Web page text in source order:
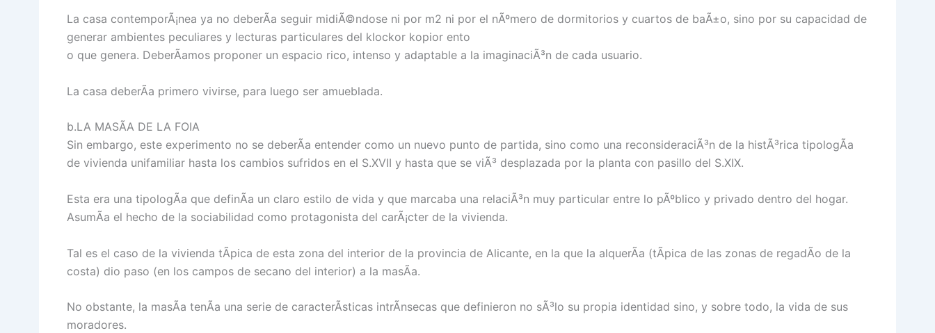
La casa contemporÃ¡nea ya no deberÃ­a seguir midiÃ©ndose ni por m2 ni por el nÃºmero de dormitorios y cuartos de baÃ±o, sino por su capacidad de
generar ambientes peculiares y lecturas particulares del klockor kopior ento
o que genera. DeberÃ­amos proponer un espacio rico, intenso y adaptable a la imaginaciÃ³n de cada usuario.
La casa deberÃ­a primero vivirse, para luego ser amueblada.
b.LA MASÃA DE LA FOIA
Sin embargo, este experimento no se deberÃ­a entender como un nuevo punto de partida, sino como una reconsideraciÃ³n de la histÃ³rica tipologÃ­a
de vivienda unifamiliar hasta los cambios sufridos en el S.XVII y hasta que se viÃ³ desplazada por la planta con pasillo del S.XIX.
Esta era una tipologÃ­a que definÃ­a un claro estilo de vida y que marcaba una relaciÃ³n muy particular entre lo pÃºblico y privado dentro del hogar.
AsumÃ­a el hecho de la sociabilidad como protagonista del carÃ¡cter de la vivienda.
Tal es el caso de la vivienda tÃ­pica de esta zona del interior de la provincia de Alicante, en la que la alquerÃ­a (tÃ­pica de las zonas de regadÃ­o de la
costa) dio paso (en los campos de secano del interior) a la masÃ­a.
No obstante, la masÃ­a tenÃ­a una serie de caracterÃ­sticas intrÃ­nsecas que definieron no sÃ³lo su propia identidad sino, y sobre todo, la vida de sus
moradores.